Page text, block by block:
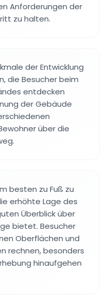
Anforderungen der
zu halten.
der Entwicklung
die Besucher beim
entdecken
der Gebäude
über die
besten zu Fuß zu
erhöhte Lage des
Überblick über
bietet. Besucher
Oberflächen und
rechnen, besonders
hinaufgehen